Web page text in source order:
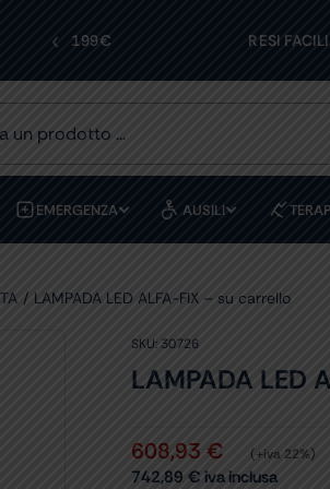
‹ A 199€ RESI FACILI
EMERGENZA AUSILI
LAMPADA LED ALFA-FIX – su carrello
SKU: 30726
LAMPADA LED
608,93 € (+iva 22%)
742,89 € iva inclusa